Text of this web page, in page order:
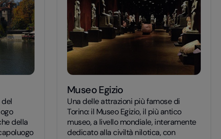
del
della
Museo Egizio
Una delle attrazioni più famose di
Torino: il Museo Egizio, il più antico
museo, a livello mondiale, interamente
dedicato alla civiltà nilotica, con